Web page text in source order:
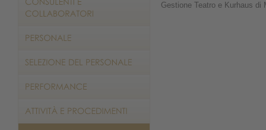
Gestione Teatro e Kurhaus di